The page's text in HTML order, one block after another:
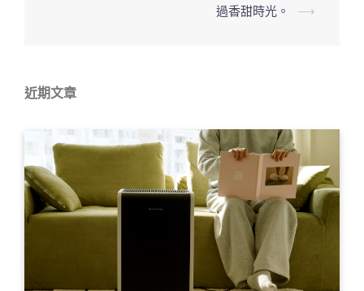
過香甜時光。
⟶
近期文章